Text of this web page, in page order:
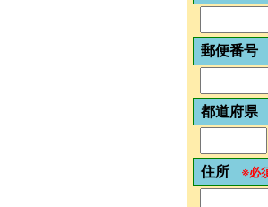
郵便番号
都道府県
住所 ※必